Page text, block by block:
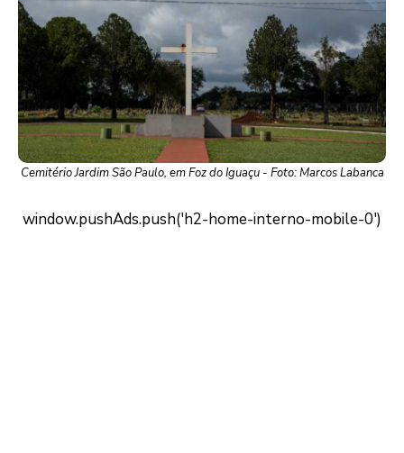
Cemitério Jardim São Paulo, em Foz do Iguaçu - Foto: Marcos Labanca